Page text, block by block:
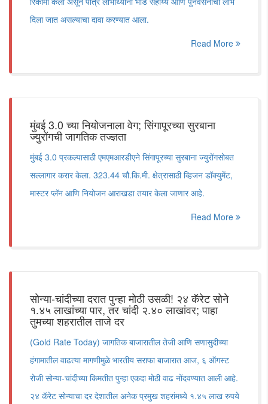
दिला जात असल्याचा दावा करण्यात आला.
Read More
मुंबई 3.0 च्या नियोजनाला वेग; सिंगापूरच्या सुरबाना
ज्युरोंगची जागतिक तज्ज्ञता
मुंबई 3.0 प्रकल्पासाठी एमएमआरडीएने सिंगापूरच्या सुरबाना ज्युरोंगसोबत
सल्लागार करार केला. 323.44 चौ.कि.मी. क्षेत्रासाठी व्हिजन डॉक्युमेंट,
मास्टर प्लॅन आणि नियोजन आराखडा तयार केला जाणार आहे.
Read More
सोन्या-चांदीच्या दरात पुन्हा मोठी उसळी! २४ कॅरेट सोने
१.४५ लाखांच्या पार, तर चांदी २.४० लाखांवर; पाहा
तुमच्या शहरातील ताजे दर
(Gold Rate Today) जागतिक बाजारातील तेजी आणि सणासुदीच्या
हंगामातील वाढत्या मागणीमुळे भारतीय सराफा बाजारात आज, ६ ऑगस्ट
रोजी सोन्या-चांदीच्या किमतीत पुन्हा एकदा मोठी वाढ नोंदवण्यात आली आहे.
२४ कॅरेट सोन्याचा दर देशातील अनेक प्रमुख शहरांमध्ये १.४५ लाख रुपये